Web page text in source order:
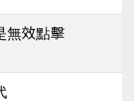
無效點擊